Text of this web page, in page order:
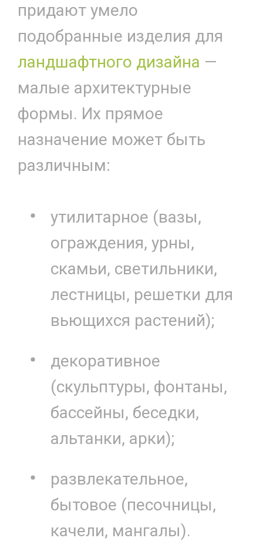
придают умело
подобранные изделия для
ландшафтного дизайна —
малые архитектурные
формы. Их прямое
назначение может быть
различным:
утилитарное (вазы,
ограждения, урны,
скамьи, светильники,
лестницы, решетки для
вьющихся растений);
декоративное
(скульптуры, фонтаны,
бассейны, беседки,
альтанки, арки);
развлекательное,
бытовое (песочницы,
качели, мангалы).